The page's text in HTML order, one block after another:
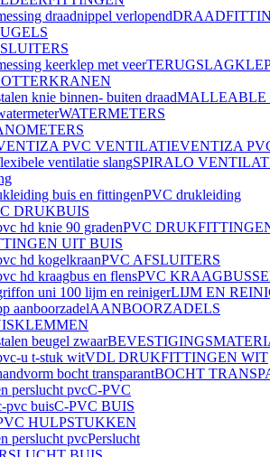
MALLEABLE
WATERMETERS
VENTIZA
SPIRALO
PVC drukleiding
DRUKBUIS
PVC
UIT BUIS
PVC AFSLUITERS
PVC
LIJM EN
AANBOORZADELS
VDL DRUKFITTINGEN WIT
BOCHT
C-PVC
C-PVC BUIS
HULPSTUKKEN
Perslucht